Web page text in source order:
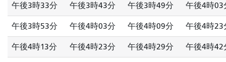
午後3時33分 午後3時43分 午後3時49分 午後4時03
午後3時53分 午後4時03分 午後4時09分 午後4時23
午後4時13分 午後4時23分 午後4時29分 午後4時42